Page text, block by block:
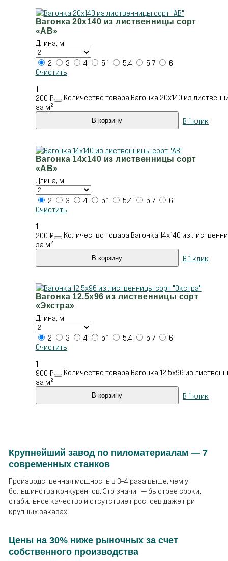
Вагонка 20х140 из лиственницы сорт
«АВ»
Длина, м
2 3 4 5.1 5.4 5.7
6
Очистить
1
200 ₽
за м²
Количество товара Вагонка 20х140 из
В корзину В 1 клик
Вагонка 14х140 из лиственницы сорт
«АВ»
Длина, м
2 3 4 5.1 5.4 5.7
6
Очистить
1
200 ₽
за м²
Количество товара Вагонка 14х140 из
В корзину В 1 клик
Вагонка 12.5х96 из лиственницы сорт
«Экстра»
Длина, м
2 3 4 5.1 5.4 5.7
6
Очистить
1
900 ₽
за м²
Количество товара Вагонка 12.5х96 из
В корзину В 1 клик
Крупнейший завод по пиломатериалам — 7
современных станков
Производственная мощность в 3–4 раза выше, чем у
большинства конкурентов. Это значит — быстрее сроки,
стабильное качество и отсутствие простоев даже при
крупных заказах.
Цены на 30% ниже рыночных за счет
собственного производства